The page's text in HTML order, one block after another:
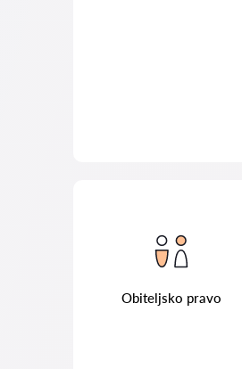
Obiteljsko pravo